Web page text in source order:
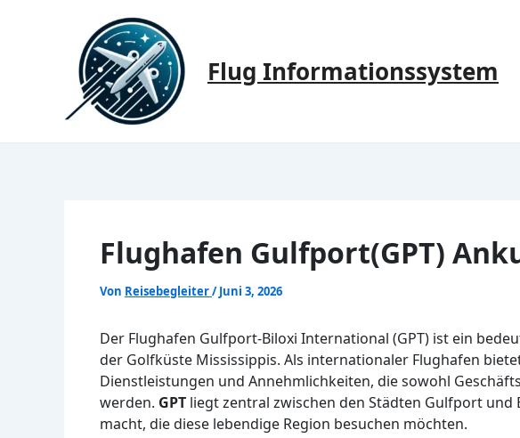
Flug Informationssystem
Flughafen Gulfport(GPT)
Von Reisebegleiter/Juni 3, 2026
Der Flughafen Gulfport-Biloxi International (GPT) ist ein
der Golfküste Mississippis. Als internationaler Flughafen
Dienstleistungen und Annehmlichkeiten, die sowohl
werden. GPT liegt zentral zwischen den Städten Gulfport und
macht, die diese lebendige Region besuchen möchten.